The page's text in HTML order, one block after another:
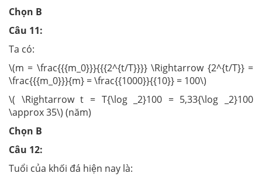
Chọn B
Câu 11:
Ta có:
\(m = \frac{{{m_0}}}{{{2^{t/T}}}} \Rightarrow {2^{t/T}} =
\frac{{{m_0}}}{m} = \frac{{1000}}{{10}} = 100\)
\( \Rightarrow t = T{\log _2}100 = 5,33{\log _2}100
\approx 35\) (năm)
Chọn B
Câu 12:
Tuổi của khối đá hiện nay là: